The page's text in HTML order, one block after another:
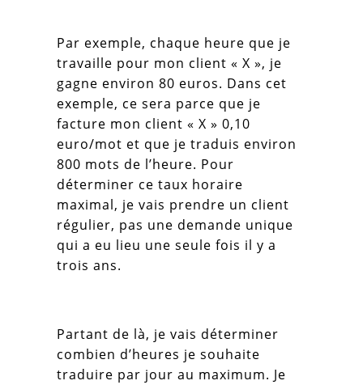
Par exemple, chaque heure que je
travaille pour mon client « X », je
gagne environ 80 euros. Dans cet
exemple, ce sera parce que je
facture mon client « X » 0,10
euro/mot et que je traduis environ
800 mots de l’heure. Pour
déterminer ce taux horaire
maximal, je vais prendre un client
régulier, pas une demande unique
qui a eu lieu une seule fois il y a
trois ans.
Partant de là, je vais déterminer
combien d’heures je souhaite
traduire par jour au maximum. Je